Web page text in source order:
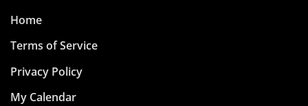
Home
Terms of Service
Privacy Policy
My Calendar